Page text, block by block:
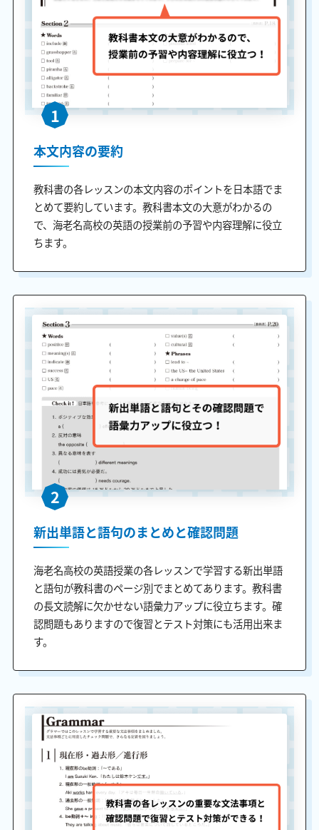
1
本文内容の要約
教科書の各レッスンの本文内容のポイントを日本語でま
とめて要約しています。教科書本文の大意がわかるの
で、海老名高校の英語の授業前の予習や内容理解に役立
ちます。
2
新出単語と語句のまとめと確認問題
海老名高校の英語授業の各レッスンで学習する新出単語
と語句が教科書のページ別でまとめてあります。教科書
の長文読解に欠かせない語彙力アップに役立ちます。確
認問題もありますので復習とテスト対策にも活用出来ま
す。